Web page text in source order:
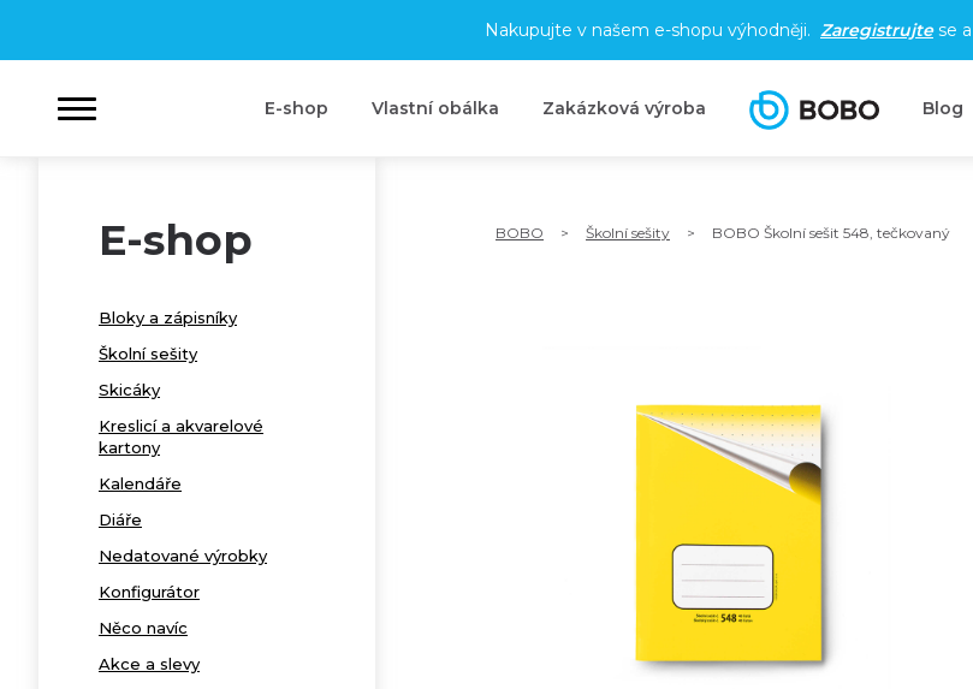
Nakupujte v našem e-shopu výhodněji. Zaregistrujtese
E-shop Vlastní obálka Zakázková výroba Blog
E-shop
Bloky a zápisníky
Školní sešity
Skicáky
Kreslicí a akvarelové
kartony
Kalendáře
Diáře
Nedatované výrobky
Konfigurátor
Něco navíc
Akce a slevy
BOBO > Školní sešity > BOBO Školní sešit 548, tečkovaný